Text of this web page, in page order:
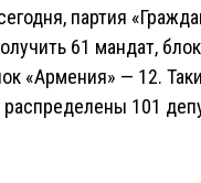
партия
61 мандат,
«Армения» — 12.
101